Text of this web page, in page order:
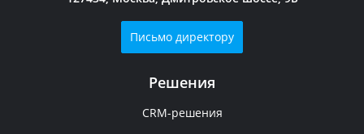
Письмо директору
Решения
CRM-решения